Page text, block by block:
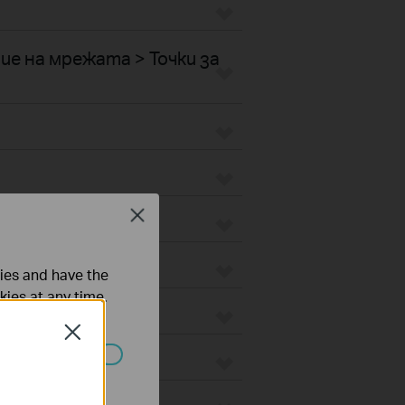
на мрежата > Точки за
Close
and have the
at any time.
in your
Close